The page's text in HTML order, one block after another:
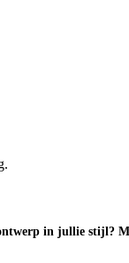
in jullie stijl?